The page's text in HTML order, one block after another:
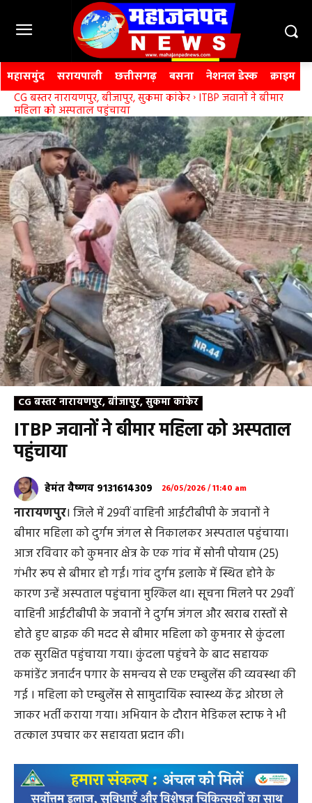
महासमुंद सरायपाली छत्तीसगढ़ बसना नेशनल डेस्क क्राइम
CG बस्तर नारायणपुर, बीजापुर, सुकमा कांकेर ITBP जवानों ने बीमार
महिला को अस्पताल पहुंचाया
CG बस्तर नारायणपुर, बीजापुर, सुकमा कांकेर
ITBP जवानों ने बीमार महिला को अस्पताल
पहुंचाया
हेमंत वैष्णव 9131614309 26/05/2026 / 11:40 am
नारायणपुर। जिले में 29वीं वाहिनी आईटीबीपी के जवानों ने
बीमार महिला को दुर्गम जंगल से निकालकर अस्पताल पहुंचाया।
आज रविवार को कुमनार क्षेत्र के एक गांव में सोनी पोयाम (25)
गंभीर रूप से बीमार हो गईं। गांव दुर्गम इलाके में स्थित होने के
कारण उन्हें अस्पताल पहुंचाना मुश्किल था। सूचना मिलने पर 29वीं
वाहिनी आईटीबीपी के जवानों ने दुर्गम जंगल और खराब रास्तों से
होते हुए बाइक की मदद से बीमार महिला को कुमनार से कुंदला
तक सुरक्षित पहुंचाया गया। कुंदला पहुंचने के बाद सहायक
कमांडेंट जनार्दन पगार के समन्वय से एक एम्बुलेंस की व्यवस्था की
गई । महिला को एम्बुलेंस से सामुदायिक स्वास्थ्य केंद्र ओरछा ले
जाकर भर्ती कराया गया। अभियान के दौरान मेडिकल स्टाफ ने भी
तत्काल उपचार कर सहायता प्रदान की।